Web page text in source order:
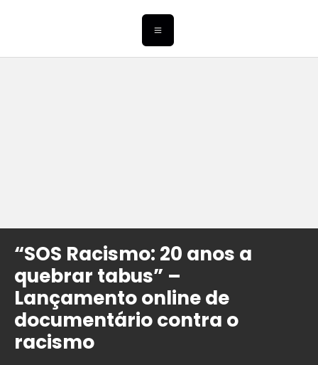
“SOS Racismo: 20 anos a
quebrar tabus” –
Lançamento online de
documentário contra o
racismo